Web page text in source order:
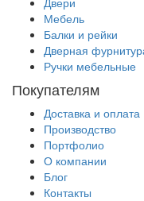
Мебель
Балки и рейки
Дверная
Ручки мебельные
Покупателям
Доставка и оплата
Производство
Портфолио
О компании
Блог
Контакты